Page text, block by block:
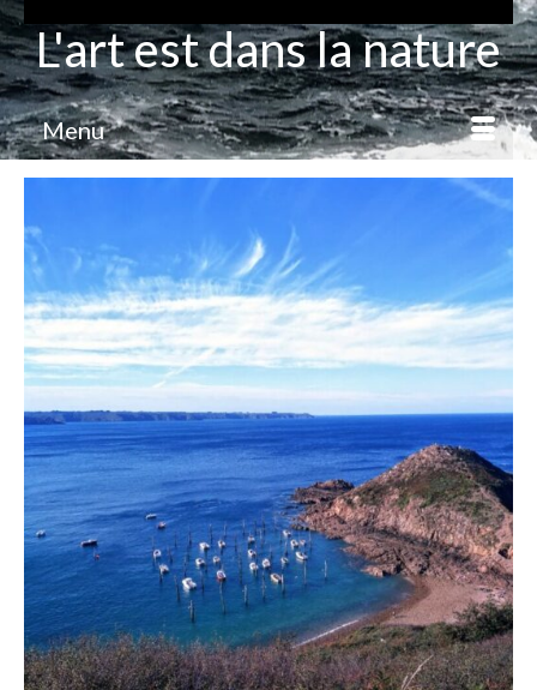
L'art est dans la nature
Menu